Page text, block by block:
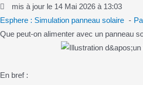
mis à jour le 14 Mai 2026 à 13:03
Esphere : Simulation panneau solaire
Que peut-on alimenter avec un panneau
En bref :